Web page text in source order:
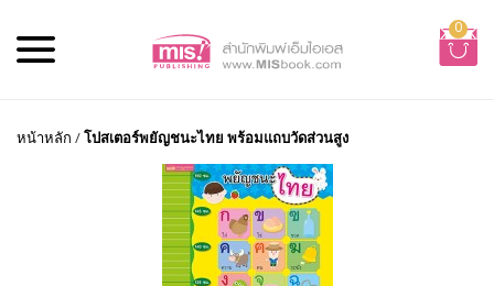
0
หน้าหลัก /โปสเตอร์พยัญชนะไทย พร้อมแถบวัดส่วนสูง